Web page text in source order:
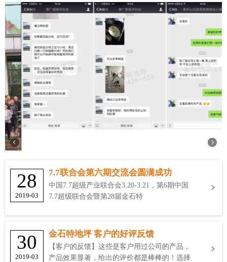
28
2019-03
7.7联合会第六期交流会圆满成功
中国7.7超级产业联合会3.20-3.21，第6期中国
7.7超级联合会暨第28届金石特
30
2019-03
金石特地坪 客户的好评反馈
【客户的反馈】这些是客户用过公司的产品，
产品效果显著，给出的评价都是棒棒的！选择